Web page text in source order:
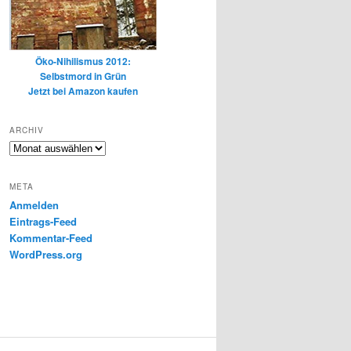
Öko-Nihilismus 2012:
Selbstmord in Grün
Jetzt bei Amazon kaufen
ARCHIV
Archiv
META
Anmelden
Eintrags-Feed
Kommentar-Feed
WordPress.org